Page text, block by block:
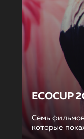
ECOCUP
Семь
которые